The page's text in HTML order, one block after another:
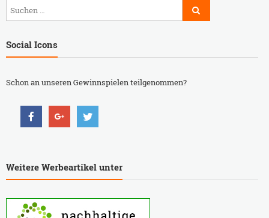
Social Icons
Schon an unseren Gewinnspielen teilgenommen?
Weitere Werbeartikel unter